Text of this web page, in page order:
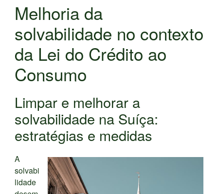
Melhoria da
solvabilidade no contexto
da Lei do Crédito ao
Consumo
Limpar e melhorar a
solvabilidade na Suíça:
estratégias e medidas
A
solvabi
lidade